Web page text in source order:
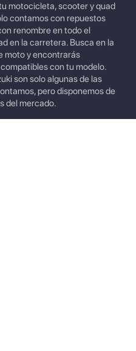
motocicleta, scooter y quad
contamos con repuestos
renombre en todo el
en la carretera. Busca en la
moto y encontrarás
con tu modelo.
son solo algunas de las
pero disponemos de
del mercado.